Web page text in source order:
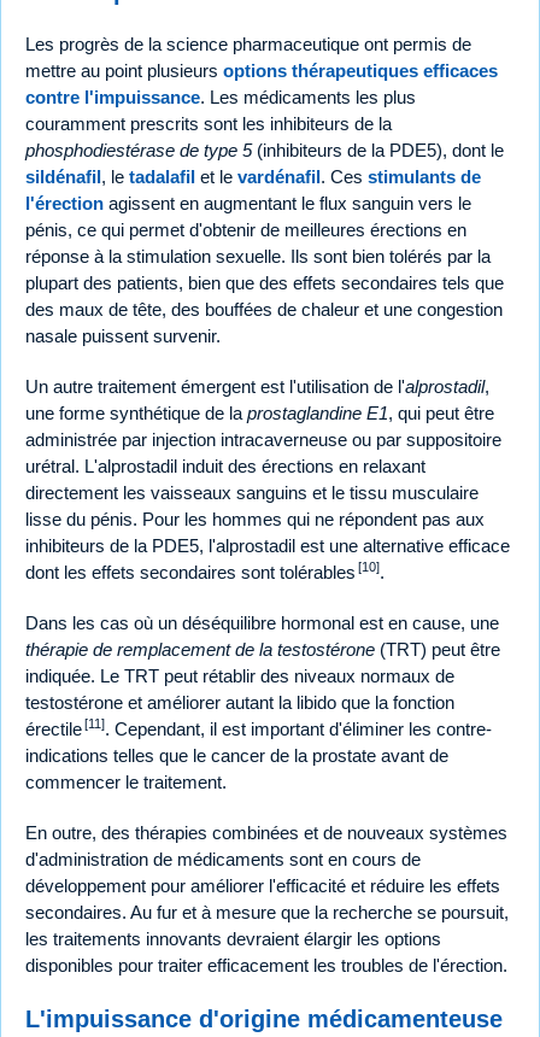
Les progrès de la science pharmaceutique ont permis de
mettre au point plusieurs options thérapeutiques efficaces
contre l'impuissance. Les médicaments les plus
couramment prescrits sont les inhibiteurs de la
phosphodiestérase de type 5(inhibiteurs de la PDE5), dont le
sildénafil, le tadalafil et le vardénafil. Ces stimulants de
l'érection agissent en augmentant le flux sanguin vers le
pénis, ce qui permet d'obtenir de meilleures érections en
réponse à la stimulation sexuelle. Ils sont bien tolérés par la
plupart des patients, bien que des effets secondaires tels que
des maux de tête, des bouffées de chaleur et une congestion
nasale puissent survenir.
Un autre traitement émergent est l'utilisation de l'alprostadil,
une forme synthétique de la prostaglandine E1, qui peut être
administrée par injection intracaverneuse ou par suppositoire
urétral. L'alprostadil induit des érections en relaxant
directement les vaisseaux sanguins et le tissu musculaire
lisse du pénis. Pour les hommes qui ne répondent pas aux
inhibiteurs de la PDE5, l'alprostadil est une alternative efficace
dont les effets secondaires sont tolérables [10].
Dans les cas où un déséquilibre hormonal est en cause, une
thérapie de remplacement de la testostérone (TRT) peut être
indiquée. Le TRT peut rétablir des niveaux normaux de
testostérone et améliorer autant la libido que la fonction
érectile[11]. Cependant, il est important d'éliminer les contre-
indications telles que le cancer de la prostate avant de
commencer le traitement.
En outre, des thérapies combinées et de nouveaux systèmes
d'administration de médicaments sont en cours de
développement pour améliorer l'efficacité et réduire les effets
secondaires. Au fur et à mesure que la recherche se poursuit,
les traitements innovants devraient élargir les options
disponibles pour traiter efficacement les troubles de l'érection.
L'impuissance d'origine médicamenteuse